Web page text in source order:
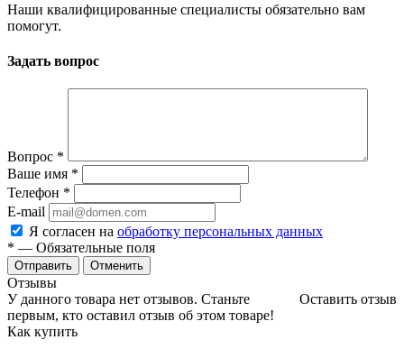
Наши квалифицированные специалисты обязательно вам
помогут.
Задать вопрос
Вопрос *
Ваше имя *
Телефон *
E-mail
Я согласен на обработку персональных данных
* — Обязательные поля
Отменить
Отзывы
Оставить отзыв
У данного товара нет отзывов. Станьте
первым, кто оставил отзыв об этом товаре!
Как купить